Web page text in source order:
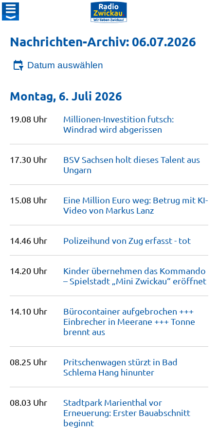
Nachrichten-Archiv: 06.07.2026
Datum auswählen
Montag, 6. Juli 2026
19.08 Uhr
Millionen-Investition futsch:
Windrad wird abgerissen
17.30 Uhr
BSV Sachsen holt dieses Talent aus
Ungarn
15.08 Uhr
Eine Million Euro weg: Betrug mit KI-
Video von Markus Lanz
14.46 Uhr Polizeihund von Zug erfasst - tot
14.20 Uhr
Kinder übernehmen das Kommando
– Spielstadt „Mini Zwickau“ eröffnet
14.10 Uhr
Bürocontainer aufgebrochen +++
Einbrecher in Meerane +++ Tonne
brenntaus
08.25 Uhr
Pritschenwagen stürzt in Bad
Schlema Hang hinunter
08.03 Uhr
Stadtpark Marienthal vor
Erneuerung: Erster Bauabschnitt
beginnt